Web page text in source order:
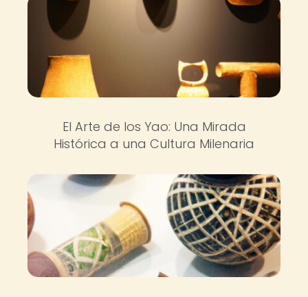
El Arte de los Yao: Una Mirada
Histórica a una Cultura Milenaria